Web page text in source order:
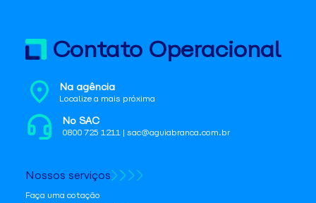
Contato Operacional
Na agência
Localize a mais próxima
No SAC
0800 725 1211 | sac@aguiabranca.com.br
Nossos serviços
Faça uma cotação